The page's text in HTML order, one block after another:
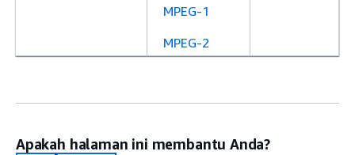
MPEG-1
MPEG-2
Apakah halaman ini membantu Anda?